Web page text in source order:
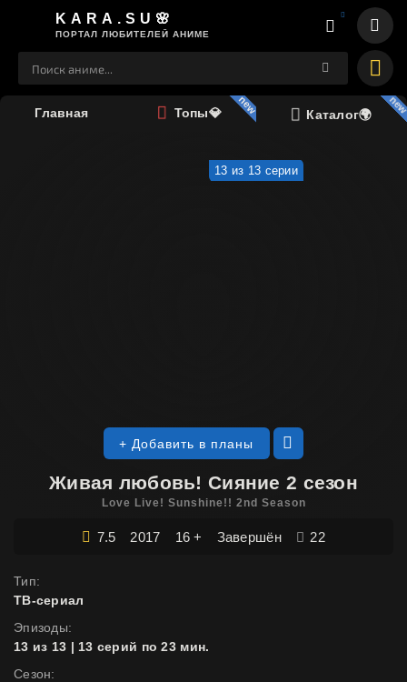
KARA.SU🌸
ПОРТАЛ ЛЮБИТЕЛЕЙ АНИМЕ
Главная Топы💎 Каталог🌍
Живая любовь! Сияние 2 сезон
Love Live! Sunshine!! 2nd Season
7.5 2017 16 + Завершён 22
13 из 13 серии
+ Добавить в планы
Тип:
ТВ-сериал
Эпизоды:
13 из 13 | 13 серий по 23 мин.
Сезон: